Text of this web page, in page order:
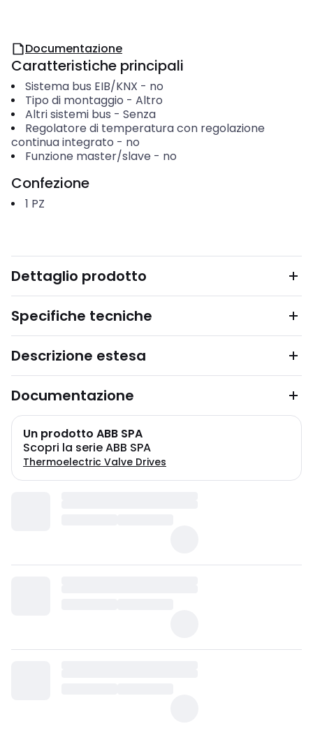
Documentazione
Caratteristiche principali
Sistema bus EIB/KNX - no
Tipo di montaggio - Altro
Altri sistemi bus - Senza
Regolatore di temperatura con regolazione
continua integrato - no
Funzione master/slave - no
Confezione
1 PZ
Dettaglio prodotto
Specifiche tecniche
Descrizione estesa
Documentazione
Un prodotto ABB SPA
Scopri la serie ABB SPA
Thermoelectric Valve Drives